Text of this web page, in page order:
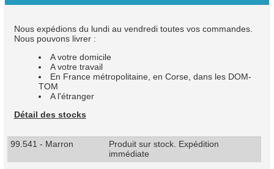
Nous expédions du lundi au vendredi toutes vos commandes.
Nous pouvons livrer :
A votre domicile
A votre travail
En France métropolitaine, en Corse, dans les DOM-
TOM
A l'étranger
Détail des stocks
99.541 - Marron
Produit sur stock. Expédition
immédiate